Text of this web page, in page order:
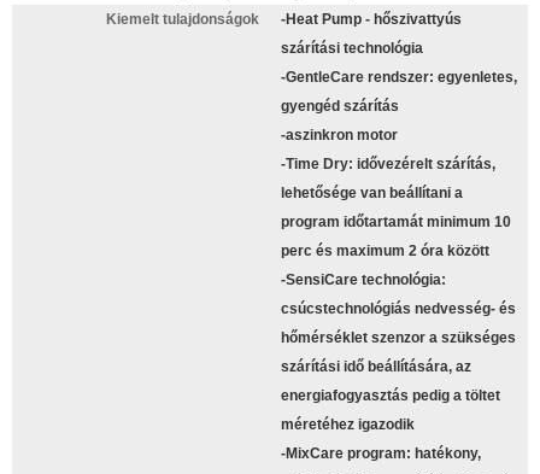
Kiemelt tulajdonságok
-Heat Pump - hőszivattyús
szárítási technológia
-GentleCare rendszer: egyenletes,
gyengéd szárítás
-aszinkron motor
-Time Dry: idővezérelt szárítás,
lehetősége van beállítani a
program időtartamát minimum 10
perc és maximum 2 óra között
-SensiCare technológia:
csúcstechnológiás nedvesség- és
hőmérséklet szenzor a szükséges
szárítási idő beállítására, az
energiafogyasztás pedig a töltet
méretéhez igazodik
-MixCare program: hatékony,